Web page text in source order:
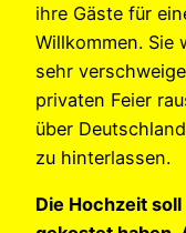
ihre Gäste für
Willkommen. Sie
sehr
privaten Feier
über
zu hinterlassen.
Die Hochzeit